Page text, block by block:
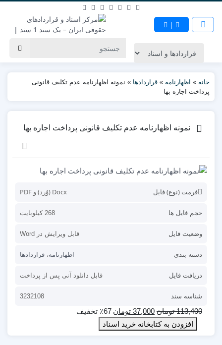
|
خانه » اظهارنامه » قراردادها » نمونه اظهارنامه عدم تکلیف قانونی
پرداخت اجاره بها
نمونه اظهارنامه عدم تکلیف قانونی پرداخت اجاره بها
فرمت (نوع) فایل Docx (وُرد) و PDF
حجم فایل ها 268 کیلوبایت
وضعیت فایل قابل ویرایش در Word
دسته بندی اظهارنامه، قراردادها
دریافت فایل قابل دانلود آنی پس از پرداخت
شناسه سند 3232108
113,400 تومان 37,000 تومان ٪67 تخفیف
افزودن به کتابخانه خرید اسناد